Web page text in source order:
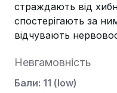
страждають від
спостерігають за
відчувають
Невгамовність
Бали: 11 (low)